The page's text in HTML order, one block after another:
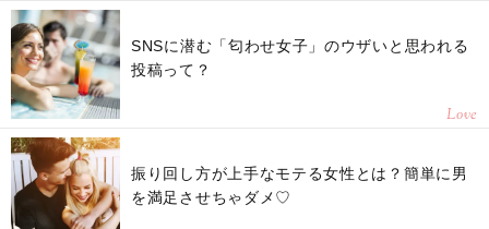
SNSに潜む「匂わせ女子」のウザいと思われる
投稿って？
Love
振り回し方が上手なモテる女性とは？簡単に男
を満足させちゃダメ♡